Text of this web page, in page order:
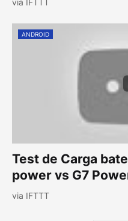
via IFTTT
ANDROID
Test de Carga
power vs G7
via IFTTT